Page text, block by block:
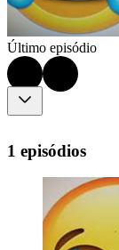
Último episódio
1 episódios